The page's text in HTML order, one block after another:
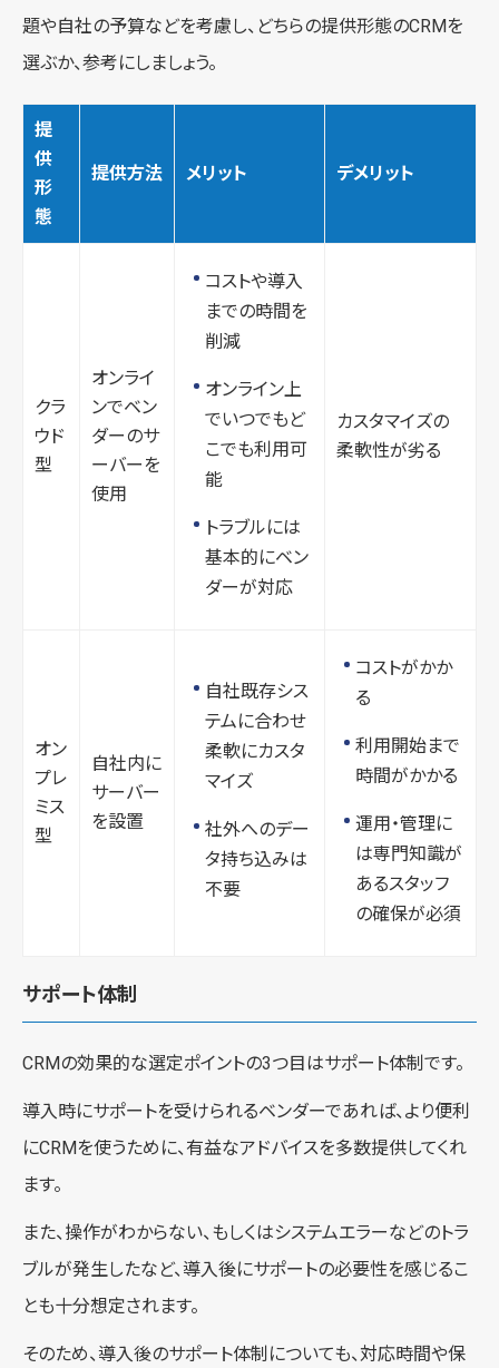
題や自社の予算などを考慮し、どちらの提供形態のCRMを
選ぶか、参考にしましょう。
提
供
形
態
提供方法 メリット デメリット
クラ
ウド
型
オンライ
ンでベン
ダーのサ
ーバーを
使用
コストや導入
までの時間を
削減
オンライン上
でいつでもど
こでも利用可
能
トラブルには
基本的にベン
ダーが対応
カスタマイズの
柔軟性が劣る
オン
プレ
ミス
型
自社内に
サーバー
を設置
自社既存シス
テムに合わせ
柔軟にカスタ
マイズ
社外へのデー
タ持ち込みは
不要
コストがかか
る
利用開始まで
時間がかかる
運用・管理に
は専門知識が
あるスタッフ
の確保が必須
サポート体制
CRMの効果的な選定ポイントの3つ目はサポート体制です。
導入時にサポートを受けられるベンダーであれば、より便利
にCRMを使うために、有益なアドバイスを多数提供してくれ
ます。
また、操作がわからない、もしくはシステムエラーなどのトラ
ブルが発生したなど、導入後にサポートの必要性を感じるこ
とも十分想定されます。
そのため、導入後のサポート体制についても、対応時間や保